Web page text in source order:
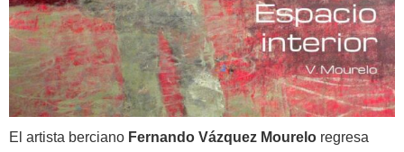
El artista berciano Fernando Vázquez Mourelo regresa